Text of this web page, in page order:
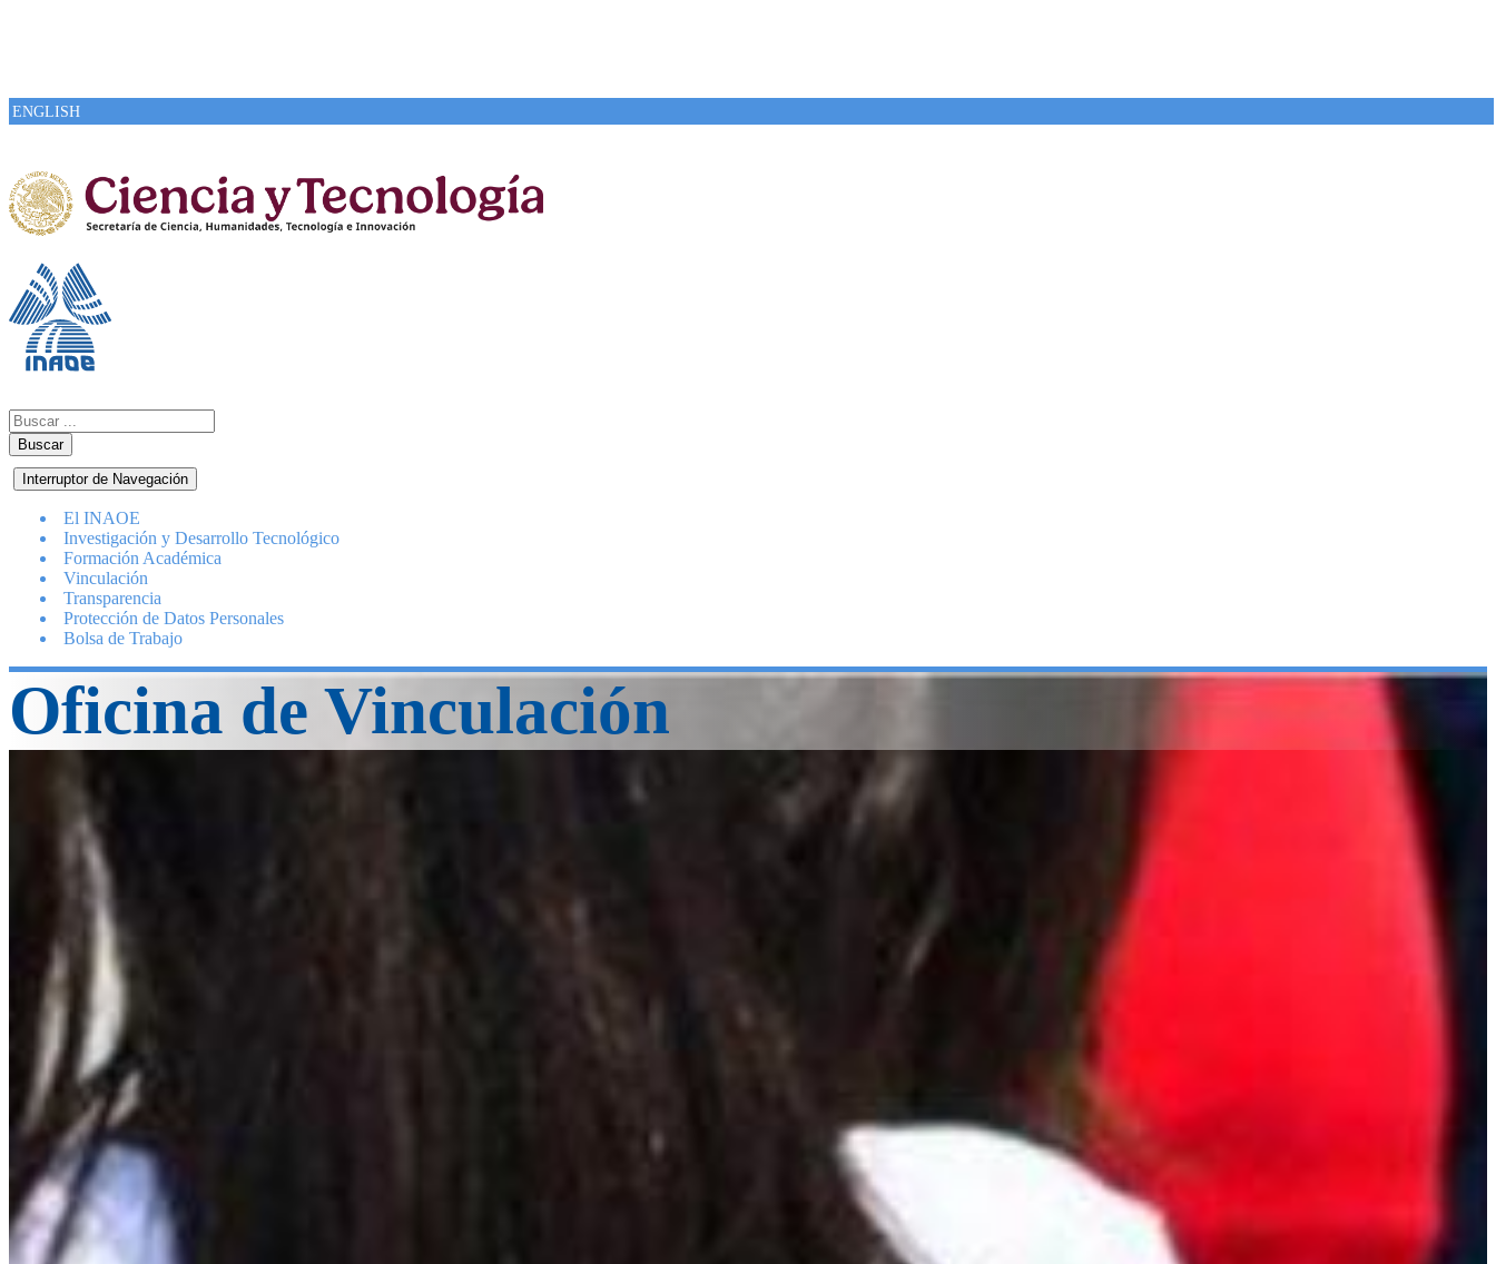
ENGLISH
Buscar
Interruptor de Navegación
El INAOE
Investigación y Desarrollo Tecnológico
Formación Académica
Vinculación
Transparencia
Protección de Datos Personales
Bolsa de Trabajo
Oficina de Vinculación